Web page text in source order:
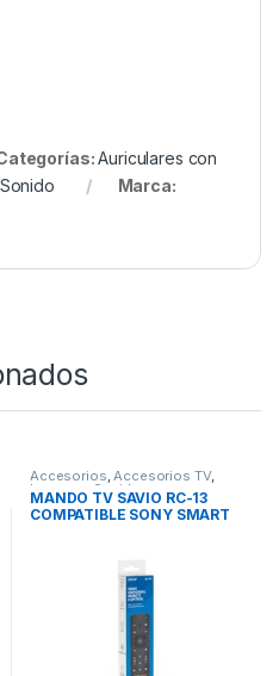
Auriculares con
Sonido
Marca:
Accesorios,Accesorios TV,
Imagen y Sonido
MANDO TV SAVIO RC-13
COMPATIBLE SONY SMART